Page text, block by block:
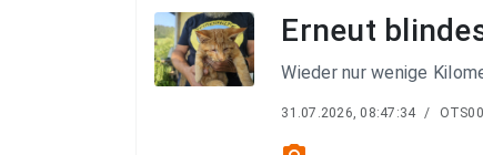
Erneut
Wieder nur wenige
31.07.2026, 08:47:34 /